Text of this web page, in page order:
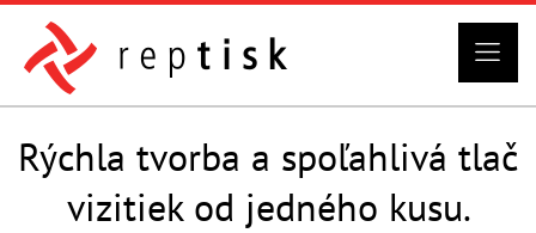
Rýchla tvorba a spoľahlivá tlač
vizitiek od jedného kusu.